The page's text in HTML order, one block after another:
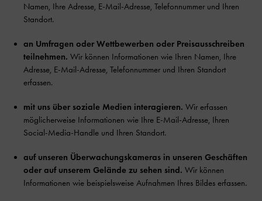
Namen, Ihre Adresse, E-Mail-Adresse, Telefonnummer und Ihren
Standort.
an Umfragen oder Wettbewerben oder Preisausschreiben
teilnehmen. Wir können Informationen wie Ihren Namen, Ihre
Adresse, E-Mail-Adresse, Telefonnummer und Ihren Standort
erfassen.
mit uns über soziale Medien interagieren. Wir erfassen
möglicherweise Informationen wie Ihre E-Mail-Adresse, Ihren
Social-Media-Handle und Ihren Standort.
auf unseren Überwachungskameras in unseren Geschäften
oder auf unserem Gelände zu sehen sind. Wir können
Informationen wie beispielsweise Aufnahmen Ihres Bildes erfassen.